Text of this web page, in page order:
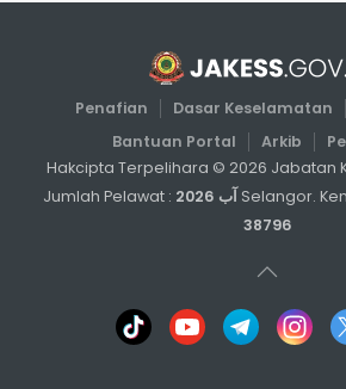
Dasar Keselamatan
Penafian
Arkib
Bantuan Portal
Hakcipta Terpelihara © 2026 Jabatan
Selangor.
38796